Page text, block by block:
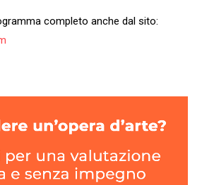
completo anche dal sito: